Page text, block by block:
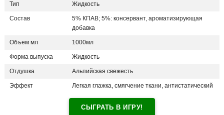
Тип Жидкость
Состав
5% КПАВ; 5%: консервант, ароматизирующая
добавка
Объем мл 1000мл
Форма выпуска Жидкость
Отдушка Альпийская свежесть
Эффект Легкая глажка, смягчение ткани, антистатический
СЫГРАТЬ В ИГРУ!